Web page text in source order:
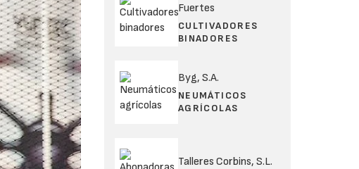
Fuertes
CULTIVADORES
BINADORES
Byg, S.A.
NEUMÁTICOS
AGRÍCOLAS
Talleres Corbins, S.L.